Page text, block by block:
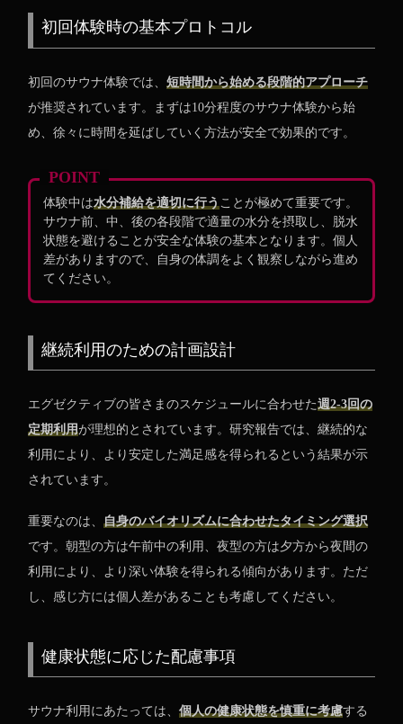
初回体験時の基本プロトコル
初回のサウナ体験では、短時間から始める段階的アプローチ
が推奨されています。まずは10分程度のサウナ体験から始
め、徐々に時間を延ばしていく方法が安全で効果的です。
POINT
体験中は水分補給を適切に行う ことが極めて重要です。
サウナ前、中、後の各段階で適量の水分を摂取し、脱水
状態を避けることが安全な体験の基本となります。個人
差がありますので、自身の体調をよく観察しながら進め
てください。
継続利用のための計画設計
エグゼクティブの皆さまのスケジュールに合わせた週2-3回の
定期利用が理想的とされています。研究報告では、継続的な
利用により、より安定した満足感を得られるという結果が示
されています。
重要なのは、自身のバイオリズムに合わせたタイミング選択
です。朝型の方は午前中の利用、夜型の方は夕方から夜間の
利用により、より深い体験を得られる傾向があります。ただ
し、感じ方には個人差があることも考慮してください。
健康状態に応じた配慮事項
サウナ利用にあたっては、個人の健康状態を慎重に考慮する